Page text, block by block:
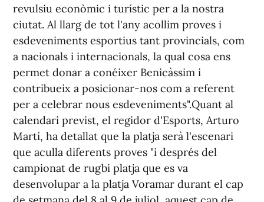
revulsiu econòmic i turístic per a la nostra
ciutat. Al llarg de tot l'any acollim proves i
esdeveniments esportius tant provincials, com
a nacionals i internacionals, la qual cosa ens
permet donar a conéixer Benicàssim i
contribueix a posicionar-nos com a referent
per a celebrar nous esdeveniments".Quant al
calendari previst, el regidor d'Esports, Arturo
Martí, ha detallat que la platja serà l'escenari
que aculla diferents proves "i després del
campionat de rugbi platja que es va
desenvolupar a la platja Voramar durant el cap